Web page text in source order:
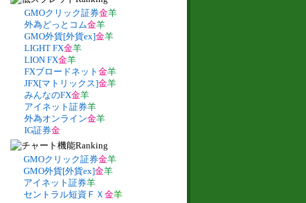
GMOクリック証券金羊
外為どっとコム金羊
GMO外貨[外貨ex]金羊
LIGHT FX金羊
LION FX金羊
FXブロードネット 金羊
JFX[マトリックス]金羊
みんなのFX金羊
アイネット証券羊
外為オンライン金羊
IG証券金
GMOクリック証券金羊
GMO外貨[外貨ex]金羊
アイネット証券羊
セントラル短資ＦＸ 金羊